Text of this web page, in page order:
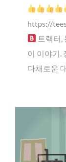
https://
트랙터,
이 이야기.
다채로운